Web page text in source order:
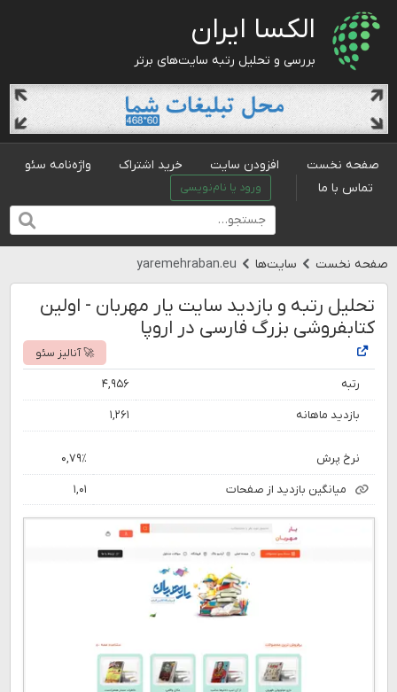
الکسا ایران
بررسی و تحلیل رتبه سایت‌های برتر
صفحه نخست افزودن سایت خرید اشتراک
واژه‌نامه سئو
تماس با ما
ورود یا نام‌نویسی
صفحه نخست سایت‌ها yaremehraban.eu
تحلیل رتبه و بازدید سایت یار مهربان - اولین
کتابفروشی بزرگ فارسی در اروپا
🚀 آنالیز سئو
رتبه ۴,۹۵۶
بازدید ماهانه ۱,۲۶۱
نرخ پرش ۰,۷۹٪
میانگین بازدید از صفحات ۱,۰۱